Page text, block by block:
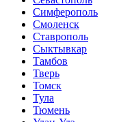
Симферополь
Смоленск
Ставрополь
Сыктывкар
Тамбов
Тверь
Томск
Тула
Тюмень